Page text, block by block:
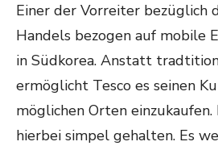
Einer der Vorreiter bezüglich
Handels bezogen auf mobile
in Südkorea. Anstatt
ermöglicht Tesco es seinen
möglichen Orten einzukaufen.
hierbei simpel gehalten. Es